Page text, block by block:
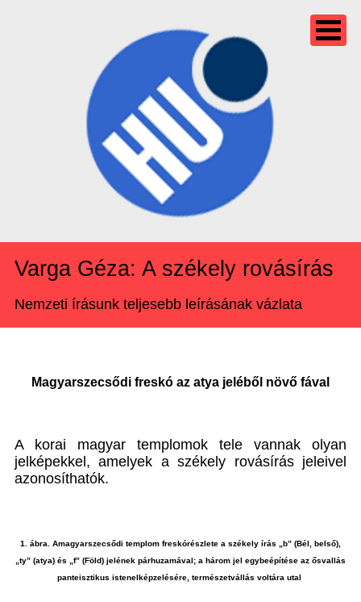
Varga Géza: A székely rovásírás
Nemzeti írásunk teljesebb leírásának vázlata
Magyarszecsődi freskó az atya jeléből növő fával
A korai magyar templomok tele vannak olyan
jelképekkel, amelyek a székely rovásírás jeleivel
azonosíthatók.
1. ábra. Amagyarszecsődi templom freskórészlete a székely írás „b” (Bél, belső),
„ty” (atya) és „f” (Föld) jelének párhuzamával; a három jel egybeépítése az ősvallás
panteisztikus istenelképzelésére, természetvállás voltára utal